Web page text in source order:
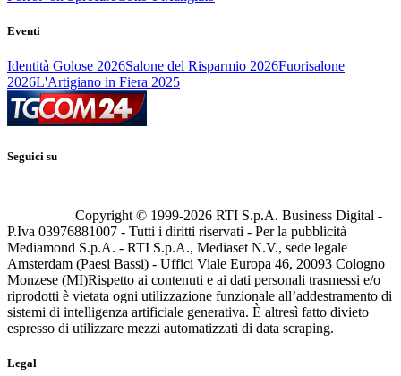
Eventi
Identità Golose 2026Salone del Risparmio 2026Fuorisalone
2026L'Artigiano in Fiera 2025
Seguici su
Copyright © 1999-2026 RTI S.p.A. Business Digital -
P.Iva 03976881007 - Tutti i diritti riservati - Per la pubblicità
Mediamond S.p.A. - RTI S.p.A., Mediaset N.V., sede legale
Amsterdam (Paesi Bassi) - Uffici Viale Europa 46, 20093 Cologno
Monzese (MI)Rispetto ai contenuti e ai dati personali trasmessi e/o
riprodotti è vietata ogni utilizzazione funzionale all’addestramento di
sistemi di intelligenza artificiale generativa. È altresì fatto divieto
espresso di utilizzare mezzi automatizzati di data scraping.
Legal